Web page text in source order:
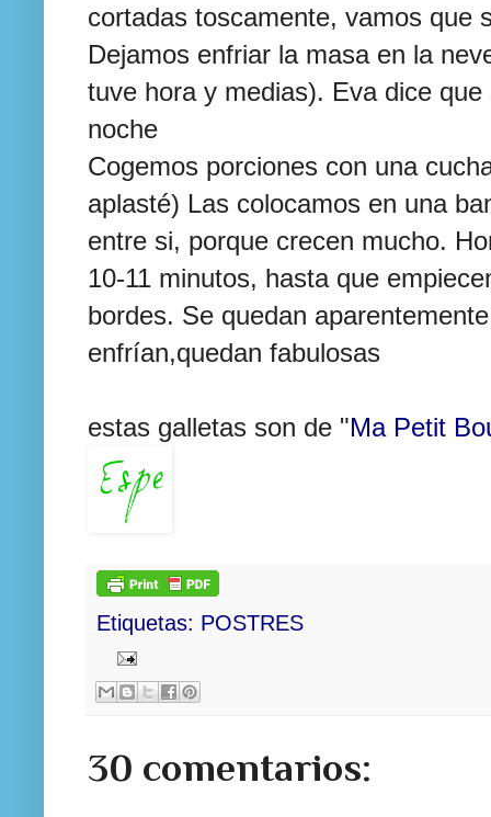
cortadas toscamente, vamos que
Dejamos enfriar la masa en la
tuve hora y medias). Evadice que
noche
Cogemos porciones con una
aplasté) Las colocamos en una
entre si, porque crecen mucho.
10-11 minutos, hasta que
bordes. Se quedan
enfrían,quedan fabulosas
estas galletas son de "Ma Petit
Etiquetas: POSTRES
30 comentarios: